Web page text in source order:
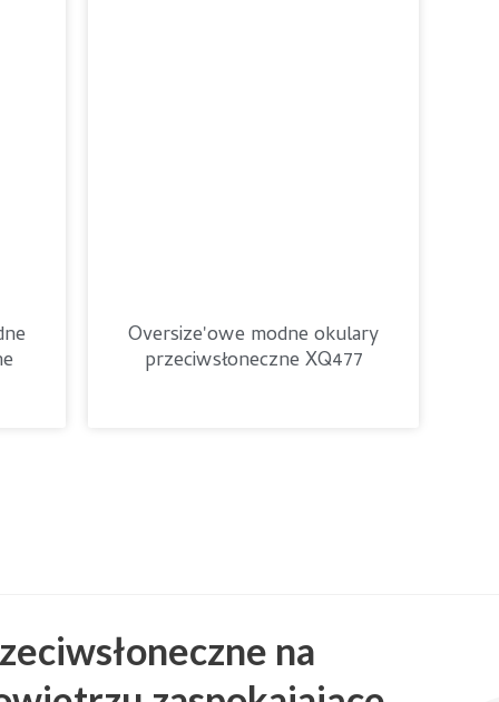
Oversize'owe modne okulary
przeciwsłoneczne XQ477
na